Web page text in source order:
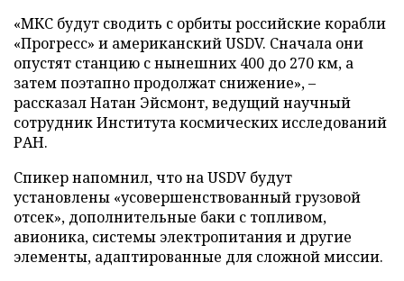
«МКС будут сводить с орбиты российские корабли
«Прогресс» и американский USDV. Сначала они
опустят станцию с нынешних 400 до 270 км, а
затем поэтапно продолжат снижение», –
рассказал Натан Эйсмонт, ведущий научный
сотрудник Института космических исследований
РАН.
Спикер напомнил, что на USDV будут
установлены «усовершенствованный грузовой
отсек», дополнительные баки с топливом,
авионика, системы электропитания и другие
элементы, адаптированные для сложной миссии.